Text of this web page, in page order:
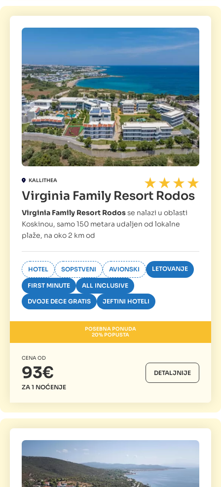
KALLITHEA
Virginia Family Resort Rodos
Virginia Family Resort Rodosse nalazi u oblasti
Koskinou, samo 150 metara udaljen od lokalne
plaže, na oko 2 km od
HOTEL SOPSTVENI AVIONSKI LETOVANJE
FIRST MINUTE ALL INCLUSIVE
DVOJE DECE GRATIS JEFTINI HOTELI
POSEBNA PONUDA
20% POPUSTA
CENA OD
93€
ZA 1 NOĆENJE
DETALJNIJE